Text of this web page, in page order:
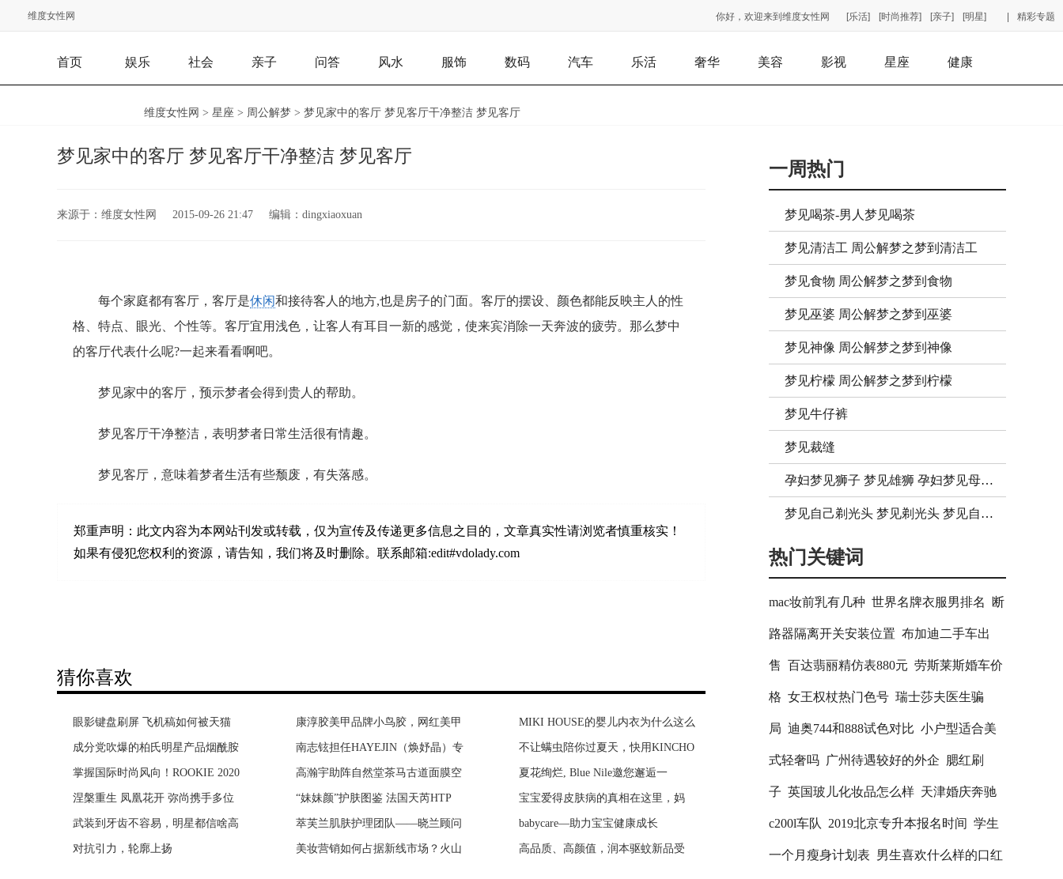
维度女性网 精彩专题
[乐活] [时尚推荐] [亲子] [明星]
你好，欢迎来到维度女性网
首页 娱乐 社会 亲子 问答 风水 服饰 数码 汽车 乐活 奢华 美容 影视 星座 健康
维度女性网 > 星座 > 周公解梦 > 梦见家中的客厅 梦见客厅干净整洁 梦见客厅
梦见家中的客厅 梦见客厅干净整洁 梦见客厅
来源于： 维度女性网 2015-09-26 21:47 编辑： dingxiaoxuan
每个家庭都有客厅，客厅是休闲和接待客人的地方,也是房子的门面。客厅的摆设、颜色都能反映主人的性
格、特点、眼光、个性等。客厅宜用浅色，让客人有耳目一新的感觉，使来宾消除一天奔波的疲劳。那么梦中
的客厅代表什么呢?一起来看看啊吧。
梦见家中的客厅，预示梦者会得到贵人的帮助。
梦见客厅干净整洁，表明梦者日常生活很有情趣。
梦见客厅，意味着梦者生活有些颓废，有失落感。
郑重声明： 此文内容为本网站刊发或转载，仅为宣传及传递更多信息之目的，文章真实性请浏览者慎重核实！
如果有侵犯您权利的资源，请告知，我们将及时删除。联系邮箱:edit#vdolady.com
猜你喜欢
眼影键盘刷屏 飞机稿如何被天猫
成分党吹爆的柏氏明星产品烟酰胺
掌握国际时尚风向！ROOKIE 2020
涅槃重生 凤凰花开 弥尚携手多位
武装到牙齿不容易，明星都信啥高
对抗引力，轮廓上扬
康淳胶美甲品牌小鸟胶，网红美甲
南志铉担任HAYEJIN（焕妤晶）专
高瀚宇助阵自然堂茶马古道面膜空
“妹妹颜”护肤图鉴 法国天芮HTP
萃芙兰肌肤护理团队——晓兰顾问
美妆营销如何占据新线市场？火山
MIKI HOUSE的婴儿内衣为什么这么
不让螨虫陪你过夏天，快用KINCHO
夏花绚烂, Blue Nile邀您邂逅一
宝宝爱得皮肤病的真相在这里，妈
babycare—助力宝宝健康成长
高品质、高颜值，润本驱蚊新品受
SO COOL！东京香蕉蛋糕冻着吃，
抢占百城，亿路同行，燕太太集团
曝阿里香港二次上市 官方回应：
日本持刀伤人事件 15人被刺至少2
两女童疑触电身亡 阴雨天小区内
老人被卫生纸捂死 作案嫌犯是死
25届华鼎奖映射中华文化亚游之夜
第25届华鼎奖亚游之夜张艺兴喜获
亚游华鼎奖之夜盛大颁奖典礼郭富
花王『碧柔清爽湿巾(无香型)』&a
《无名卫士》央视八套开播 张晞
《无名卫士》央视八套将播 献礼
紫荆豪庭闹鬼事件 中海紫荆豪庭
一个人要发财的预兆 发财有什么
鬼生活在哪里 鬼生活在几维空间
新房子没搬家前能住吗？没搬家前
如何判断房子阴气重 房子阴气太
为什么说养猫穷三代 猫到底是招
一周热门
梦见喝茶-男人梦见喝茶
梦见清洁工 周公解梦之梦到清洁工
梦见食物 周公解梦之梦到食物
梦见巫婆 周公解梦之梦到巫婆
梦见神像 周公解梦之梦到神像
梦见柠檬 周公解梦之梦到柠檬
梦见牛仔裤
梦见裁缝
孕妇梦见狮子 梦见雄狮 孕妇梦见母狮子
梦见自己剃光头 梦见剃光头 梦见自己光头
热门关键词
mac妆前乳有几种 世界名牌衣服男排名 断
路器隔离开关安装位置 布加迪二手车出
售 百达翡丽精仿表880元 劳斯莱斯婚车价
格 女王权杖热门色号 瑞士莎夫医生骗
局 迪奥744和888试色对比 小户型适合美
式轻奢吗 广州待遇较好的外企 腮红刷
子 英国玻儿化妆品怎么样 天津婚庆奔驰
c200l车队 2019北京专升本报名时间 学生
一个月瘦身计划表 男生喜欢什么样的口红